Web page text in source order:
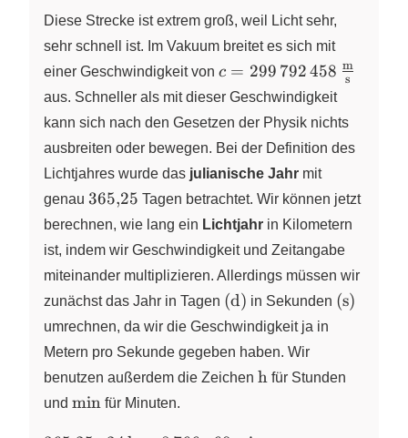
Diese Strecke ist extrem groß, weil Licht sehr,
sehr schnell ist. Im Vakuum breitet es sich mit
einer Geschwindigkeit von c =
c = 299 792458 s
m
aus. Schneller als mit dieser Geschwindigkeit
kann sich nach den Gesetzen der Physik nichts
ausbreiten oder bewegen. Bei der Definition des
Lichtjahres wurde das julianische Jahr mit
genau 365{,}25
365,25 Tagen betrachtet. Wir können jetzt
berechnen, wie lang ein Lichtjahr in Kilometern
ist, indem wir Geschwindigkeit und Zeitangabe
miteinander multiplizieren. Allerdings müssen wir
zunächst das Jahr in Tagen (\text{d})
(d) in Sekunden (s)
umrechnen, da wir die Geschwindigkeit ja in
Metern pro Sekunde gegeben haben. Wir
benutzen außerdem die Zeichen \text{h}
h für Stunden
und \text{min}
min für Minuten.